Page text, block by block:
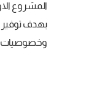
المشروع
بهدف
وخصوصيات